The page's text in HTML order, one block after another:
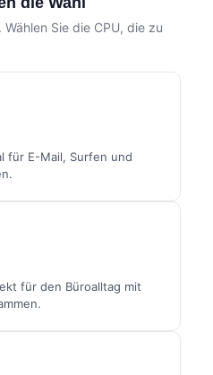
Sie die CPU, die zu
für E-Mail, Surfen und
für den Büroalltag mit